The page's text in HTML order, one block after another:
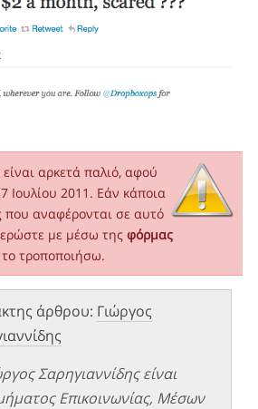
αρκετά παλιό, αφού
Ιουλίου 2011. Εάν κάποια
που αναφέρονται σε αυτό
με μέσω της φόρμας
τροποποιήσω.
άρθρου: Γιώργος
Σαρηγιαννίδης είναι
Επικοινωνίας, Μέσων